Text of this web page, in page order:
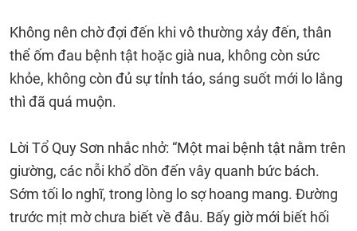
Không nên chờ đợi đến khi vô thường xảy đến, thân
thể ốm đau bệnh tật hoặc già nua, không còn sức
khỏe, không còn đủ sự tỉnh táo, sáng suốt mới lo lắng
thì đã quá muộn.
Lời Tổ Quy Sơn nhắc nhở: “Một mai bệnh tật nằm trên
giường, các nỗi khổ dồn đến vây quanh bức bách.
Sớm tối lo nghĩ, trong lòng lo sợ hoang mang. Đường
trước mịt mờ chưa biết về đâu. Bấy giờ mới biết hối